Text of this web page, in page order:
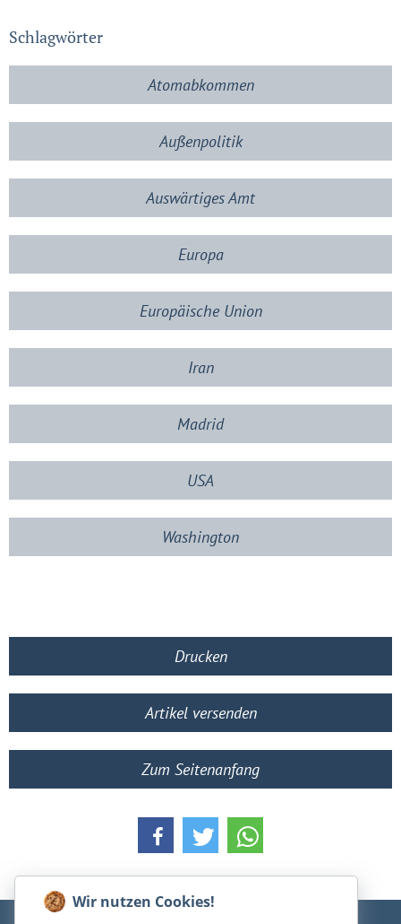
Schlagwörter
Atomabkommen
Außenpolitik
Auswärtiges Amt
Europa
Europäische Union
Iran
Madrid
USA
Washington
Drucken
Artikel versenden
Zum Seitenanfang